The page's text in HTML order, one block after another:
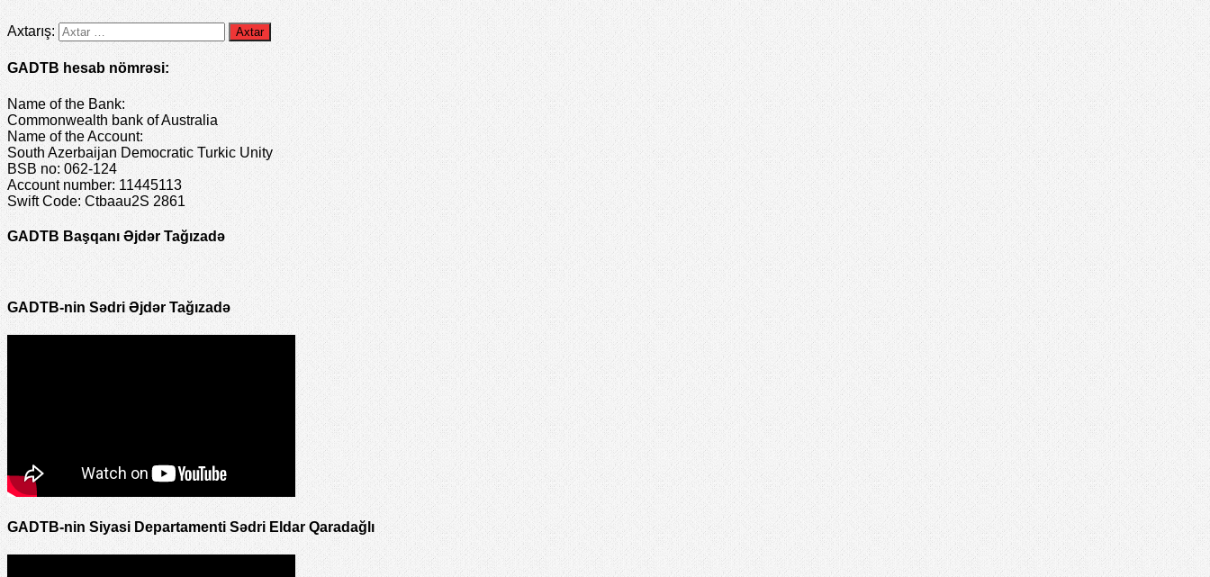
Axtarış:
GADTB hesab nömrəsi:
Name of the Bank:
Commonwealth bank of Australia
Name of the Account:
South Azerbaijan Democratic Turkic Unity
BSB no: 062-124
Account number: 11445113
Swift Code: Ctbaau2S 2861
GADTB Başqanı Əjdər Tağızadə
GADTB-nin Sədri Əjdər Tağızadə
GADTB-nin Siyasi Departamenti Sədri Eldar Qaradağlı